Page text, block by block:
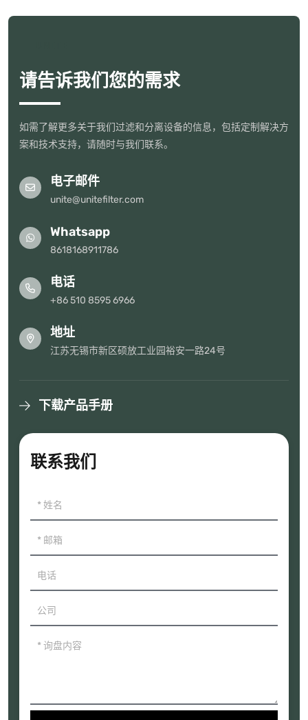
请告诉我们您的需求
如需了解更多关于我们过滤和分离设备的信息，包括定制解决方
案和技术支持，请随时与我们联系。
电子邮件
unite@unitefilter.com
Whatsapp
8618168911786
电话
+86 510 8595 6966
地址
江苏无锡市新区硕放工业园裕安一路24号
下载产品手册
联系我们